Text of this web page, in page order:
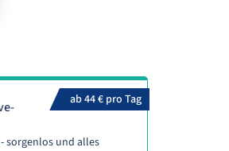
ab 44 € pro Tag
sorgenlos und alles